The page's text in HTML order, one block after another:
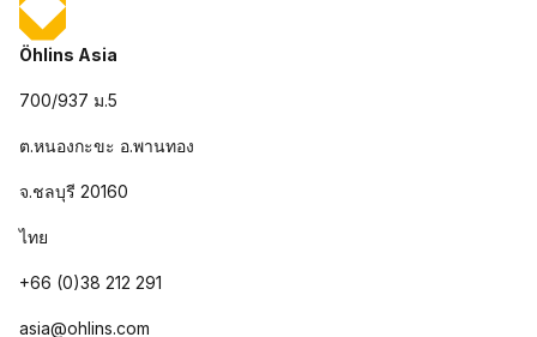
Öhlins Asia
700/937 ม.5
ต.หนองกะขะ อ.พานทอง
จ.ชลบุรี 20160
ไทย
+66 (0)38 212 291
asia@ohlins.com